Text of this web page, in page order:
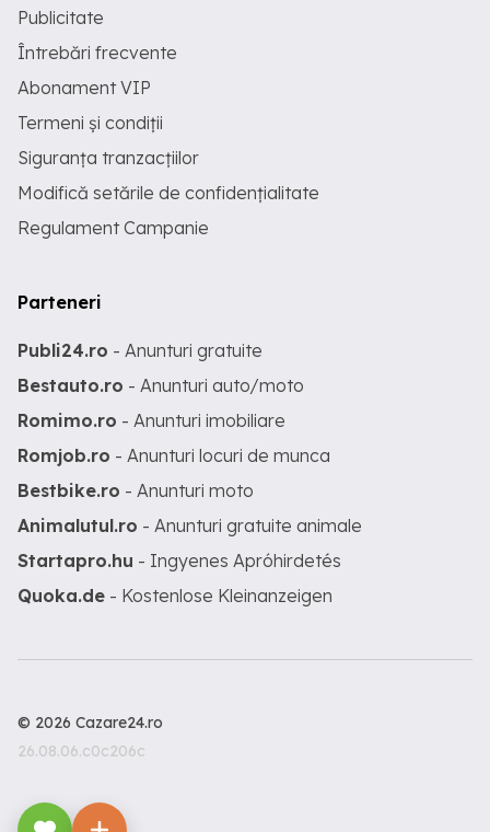
Publicitate
Întrebări frecvente
Abonament VIP
Termeni și condiții
Siguranța tranzacțiilor
Modifică setările de confidențialitate
Regulament Campanie
Parteneri
Publi24.ro - Anunturi gratuite
Bestauto.ro - Anunturi auto/moto
Romimo.ro - Anunturi imobiliare
Romjob.ro - Anunturi locuri de munca
Bestbike.ro - Anunturi moto
Animalutul.ro - Anunturi gratuite animale
Startapro.hu - Ingyenes Apróhirdetés
Quoka.de - Kostenlose Kleinanzeigen
© 2026 Cazare24.ro
26.08.06.c0c206c